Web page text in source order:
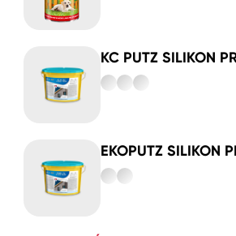
KC PUTZ SILIKON
EKOPUTZ SILIKON